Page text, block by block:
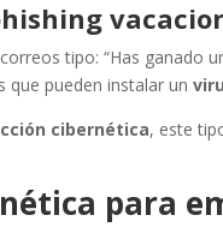
tipo: “Has ganado
que pueden instalar un
cibernética, este
para